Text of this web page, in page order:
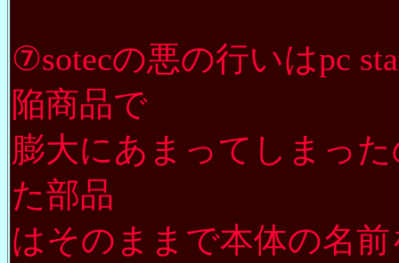
⑦sotecの悪の行いはpc
陥商品で
膨大にあまってしまっ
た部品
はそのままで本体の名前